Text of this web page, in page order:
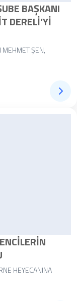
BAŞKANI
DERELİ’Yİ
ŞEN,
HEYECANINA